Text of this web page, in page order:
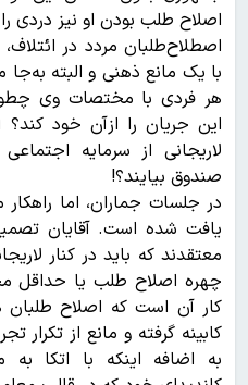
اصلاح طلب بودن او نیز دردی
اصطلاح‌طلبان مردد در
با یک مانع ذهنی و البته به‌جا
هر فردی با مختصات وی
این جریان را ازآن خود
لاریجانی از سرمایه
صندوق بیایند؟!
در جلسات جماران، اما
یافت شده است. آقایان
معتقدند که باید در کنار
چهره اصلاح طلب یا
کار آن است که اصلاح طلبان
کابینه گرفته و مانع از تکرار
به اضافه اینکه با اتکا